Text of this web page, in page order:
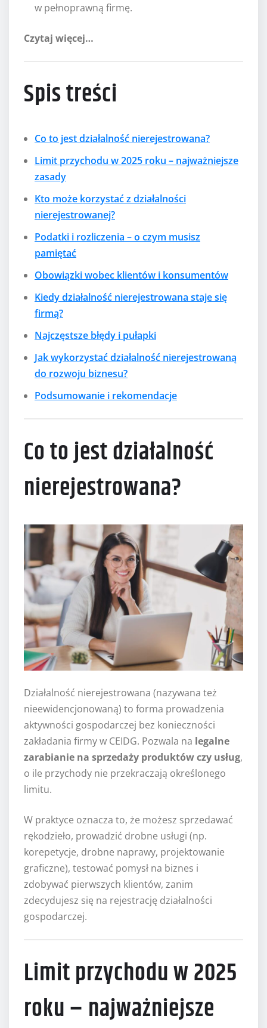
w pełnoprawną firmę.
Czytaj więcej…
Spis treści
Co to jest działalność nierejestrowana?
Limit przychodu w 2025 roku – najważniejsze
zasady
Kto może korzystać z działalności
nierejestrowanej?
Podatki i rozliczenia – o czym musisz
pamiętać
Obowiązki wobec klientów i konsumentów
Kiedy działalność nierejestrowana staje się
firmą?
Najczęstsze błędy i pułapki
Jak wykorzystać działalność nierejestrowaną
do rozwoju biznesu?
Podsumowanie i rekomendacje
Co to jest działalność
nierejestrowana?
Działalność nierejestrowana (nazywana też
nieewidencjonowaną) to forma prowadzenia
aktywności gospodarczej bez konieczności
zakładania firmy w CEIDG. Pozwala na legalne
zarabianie na sprzedaży produktów czy usług,
o ile przychody nie przekraczają określonego
limitu.
W praktyce oznacza to, że możesz sprzedawać
rękodzieło, prowadzić drobne usługi (np.
korepetycje, drobne naprawy, projektowanie
graficzne), testować pomysł na biznes i
zdobywać pierwszych klientów, zanim
zdecydujesz się na rejestrację działalności
gospodarczej.
Limit przychodu w 2025
roku – najważniejsze